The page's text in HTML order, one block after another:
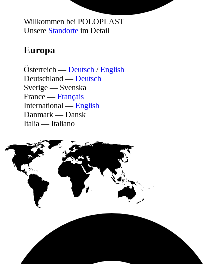
Willkommen bei POLOPLAST
Unsere Standorte im Detail
Europa
Österreich — Deutsch /English
Deutschland — Deutsch
Sverige — Svenska
France — Français
International — English
Danmark — Dansk
Italia — Italiano